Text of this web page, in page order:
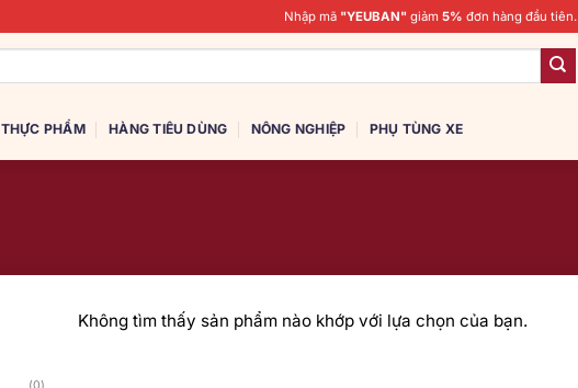
Nhập mã "YEUBAN" giảm 5% đơn hàng đầu tiên.
THỰC PHẨM HÀNG TIÊU DÙNG NÔNG NGHIỆP PHỤ TÙNG XE
(0)
Không tìm thấy sản phẩm nào khớp với lựa chọn của bạn.